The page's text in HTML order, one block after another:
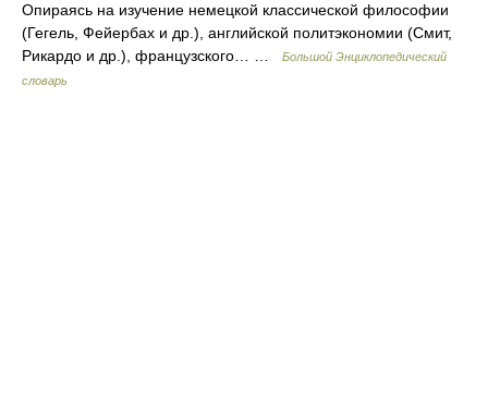
Опираясь на изучение немецкой классической философии
(Гегель, Фейербах и др.), английской политэкономии (Смит,
Рикардо и др.), французского… …
Большой Энциклопедический
словарь